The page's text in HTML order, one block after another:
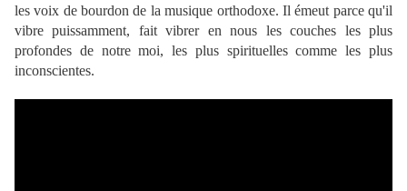
les voix de bourdon de la musique orthodoxe. Il émeut parce qu'il
vibre puissamment, fait vibrer en nous les couches les plus
profondes de notre moi, les plus spirituelles comme les plus
inconscientes.